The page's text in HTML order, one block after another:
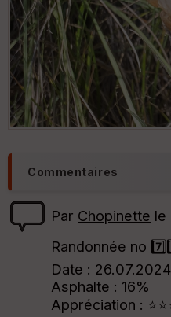
Commentaires
Par Chopinette le
Randonnée no
Date : 26.07.2024
Asphalte : 16%
Appréciation :